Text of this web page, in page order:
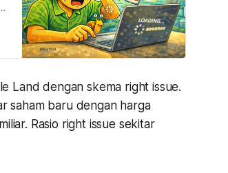
Land dengan skema right issue.
saham baru dengan harga
Rasio right issue sekitar